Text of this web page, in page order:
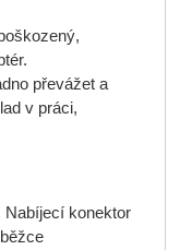
převážet a
v práci,
Nabíjecí konektor